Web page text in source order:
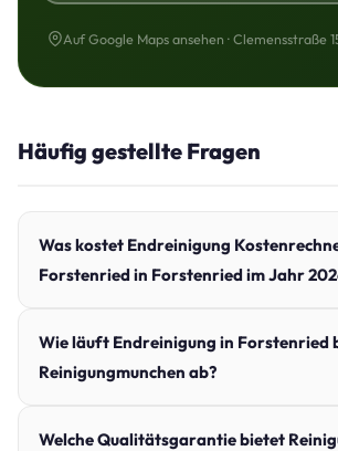
Auf Google Maps ansehen · Clemensstraße
Häufig gestellte Fragen
Was kostet Endreinigung
Forstenried in Forstenried im Jahr
Wie läuft Endreinigung in Forstenried
Reinigungmunchen ab?
Welche Qualitätsgarantie bietet